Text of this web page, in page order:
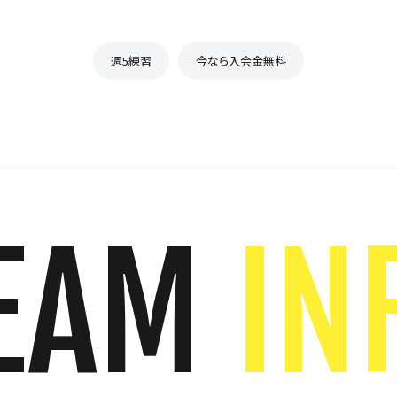
週5練習 今なら入会金無料